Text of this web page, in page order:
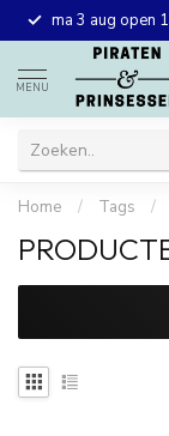
ma 3 aug open
MENU
Home / Tags /